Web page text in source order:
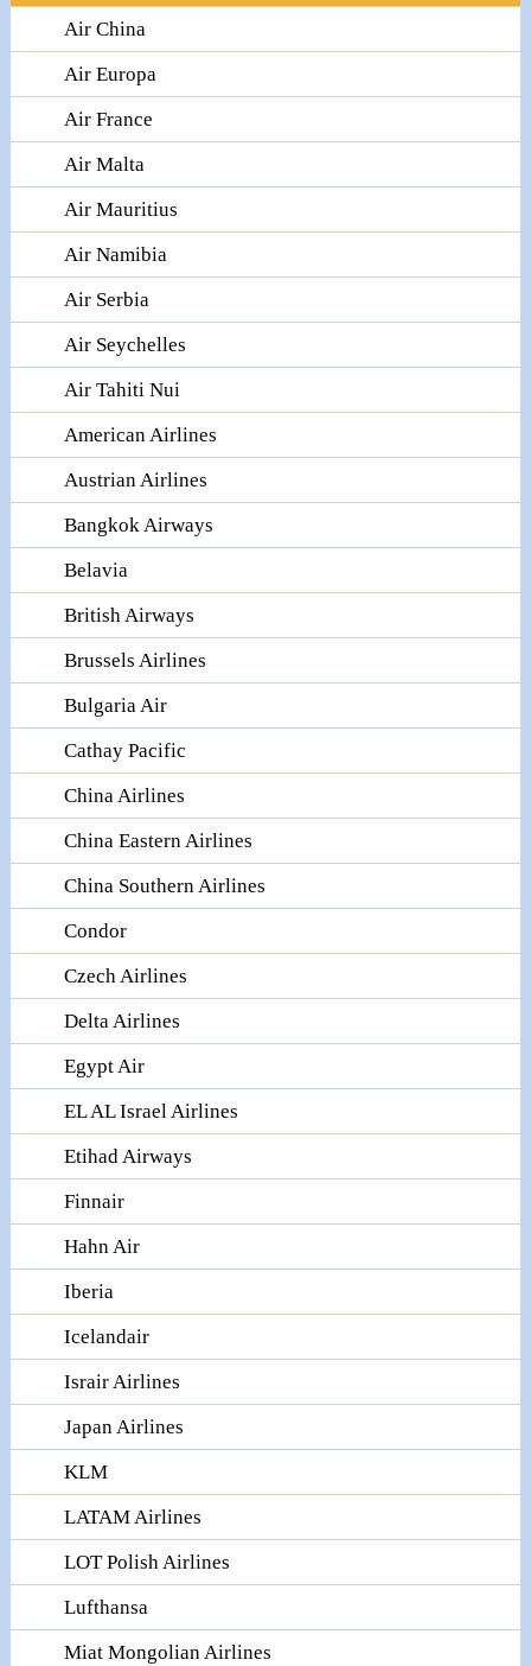
Air China
Air Europa
Air France
Air Malta
Air Mauritius
Air Namibia
Air Serbia
Air Seychelles
Air Tahiti Nui
American Airlines
Austrian Airlines
Bangkok Airways
Belavia
British Airways
Brussels Airlines
Bulgaria Air
Cathay Pacific
China Airlines
China Eastern Airlines
China Southern Airlines
Condor
Czech Airlines
Delta Airlines
Egypt Air
EL AL Israel Airlines
Etihad Airways
Finnair
Hahn Air
Iberia
Icelandair
Israir Airlines
Japan Airlines
KLM
LATAM Airlines
LOT Polish Airlines
Lufthansa
Miat Mongolian Airlines